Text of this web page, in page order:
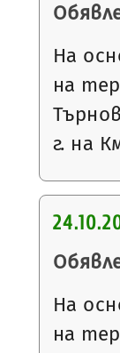
На
на
г. на
На
на